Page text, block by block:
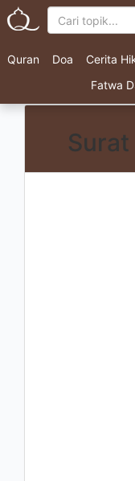
Quran Doa Cerita
Fatwa